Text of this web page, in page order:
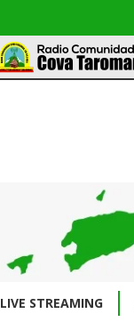
LIVE STREAMING